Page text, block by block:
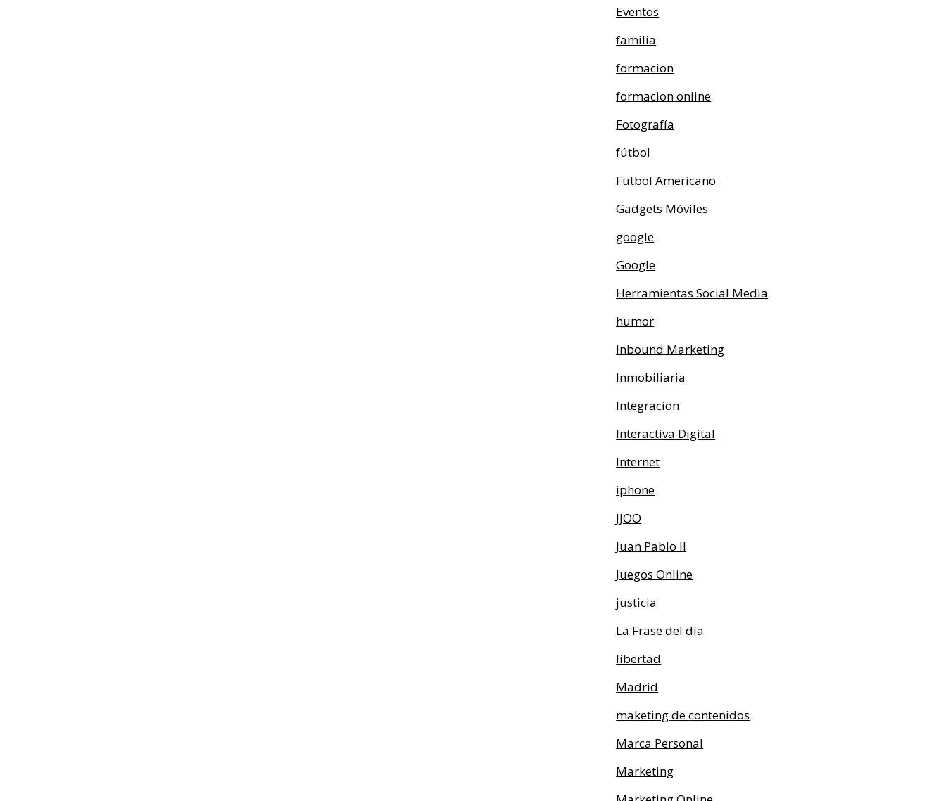
Eventos
familia
formacion
formacion online
Fotografía
fútbol
Futbol Americano
Gadgets Móviles
google
Google
Herramientas Social Media
humor
Inbound Marketing
Inmobiliaria
Integracion
Interactiva Digital
Internet
iphone
JJOO
Juan Pablo II
Juegos Online
justicia
La Frase del día
libertad
Madrid
maketing de contenidos
Marca Personal
Marketing